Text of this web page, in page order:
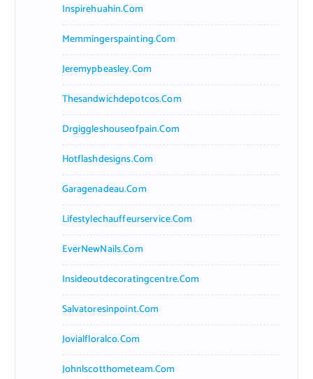
Inspirehuahin.com
Memmingerspainting.com
Jeremypbeasley.com
Thesandwichdepotcos.com
Drgiggleshouseofpain.com
Hotflashdesigns.com
Garagenadeau.com
Lifestylechauffeurservice.com
EverNewNails.com
Insideoutdecoratingcentre.com
Salvatoresinpoint.com
Jovialfloralco.com
Johnlscotthometeam.com